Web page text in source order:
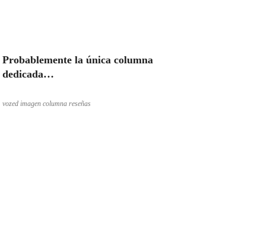
Probablemente la única columna
dedicada…
vozed imagen columna reseñas